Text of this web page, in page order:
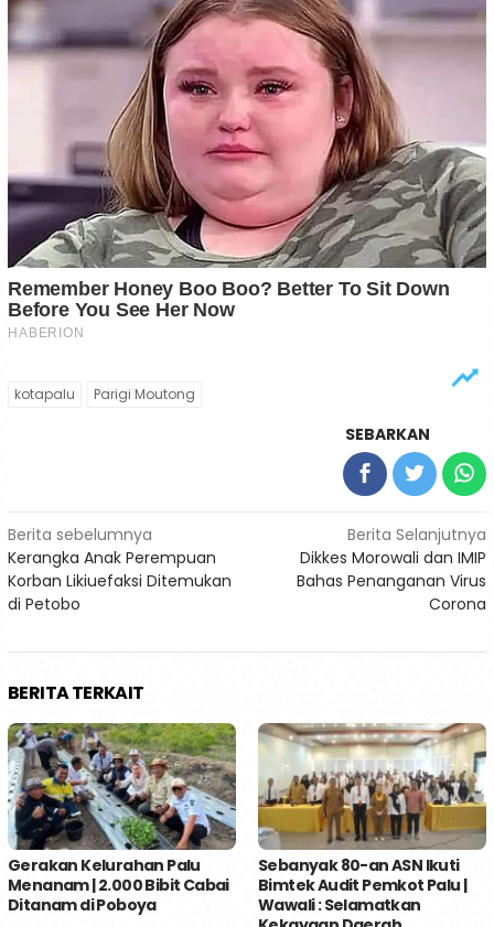
kotapalu Parigi Moutong
SEBARKAN
Navigasi
pos
Berita sebelumnya
Kerangka Anak Perempuan
Korban Likiuefaksi Ditemukan
di Petobo
Berita Selanjutnya
Dikkes Morowali dan IMIP
Bahas Penanganan Virus
Corona
BERITA TERKAIT
Gerakan Kelurahan Palu
Menanam | 2.000 Bibit Cabai
Ditanam di Poboya
Sebanyak 80-an ASN Ikuti
Bimtek Audit Pemkot Palu |
Wawali : Selamatkan